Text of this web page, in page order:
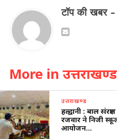
टॉप की खबर
More in उत्तराखण्ड
उत्तराखण्ड
हल्द्वानी : बाल
रजवार ने निजी
आयोजन…